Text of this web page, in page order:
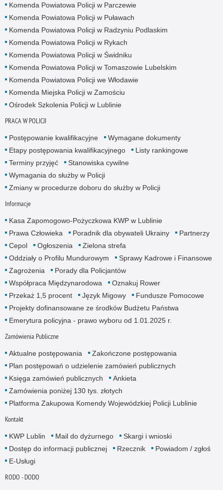
Komenda Powiatowa Policji w Parczewie
Komenda Powiatowa Policji w Puławach
Komenda Powiatowa Policji w Radzyniu Podlaskim
Komenda Powiatowa Policji w Rykach
Komenda Powiatowa Policji w Świdniku
Komenda Powiatowa Policji w Tomaszowie Lubelskim
Komenda Powiatowa Policji we Włodawie
Komenda Miejska Policji w Zamościu
Ośrodek Szkolenia Policji w Lublinie
PRACA W POLICJI
Postępowanie kwalifikacyjne
Wymagane dokumenty
Etapy postępowania kwalifikacyjnego
Listy rankingowe
Terminy przyjęć
Stanowiska cywilne
Wymagania do służby w Policji
Zmiany w procedurze doboru do służby w Policji
Informacje
Kasa Zapomogowo-Pożyczkowa KWP w Lublinie
Prawa Człowieka
Poradnik dla obywateli Ukrainy
Partnerzy
Cepol
Ogłoszenia
Zielona strefa
Oddziały o Profilu Mundurowym
Sprawy Kadrowe i Finansowe
Zagrożenia
Porady dla Policjantów
Współpraca Międzynarodowa
Oznakuj Rower
Przekaż 1,5 procent
Język Migowy
Fundusze Pomocowe
Projekty dofinansowane ze środków Budżetu Państwa
Emerytura policyjna - prawo wyboru od 1.01.2025 r.
Zamówienia Publiczne
Aktualne postępowania
Zakończone postępowania
Plan postępowań o udzielenie zamówień publicznych
Księga zamówień publicznych
Ankieta
Zamówienia poniżej 130 tys. złotych
Platforma Zakupowa Komendy Wojewódzkiej Policji Lublinie
Kontakt
KWP Lublin Mail do dyżurnego
Skargi i wnioski
Dostęp do informacji publicznej
Rzecznik
Powiadom / zgłoś
E-Usługi
RODO - DODO